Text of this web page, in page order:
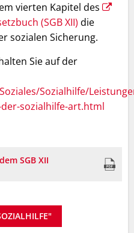
vierten Kapitel des
(SGB XII) die
sozialen Sicherung.
Sie auf der
Sozialhilfe/
sozialhilfe-art.html
SGB XII